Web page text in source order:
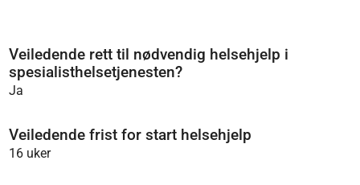
Veiledende rett til nødvendig helsehjelp i
spesialisthelsetjenesten?
Ja
Veiledende frist for start helsehjelp
16 uker